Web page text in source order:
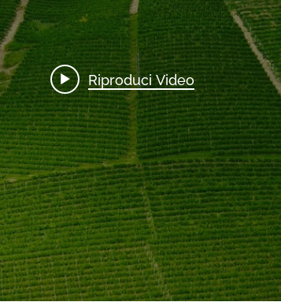
Riproduci Video